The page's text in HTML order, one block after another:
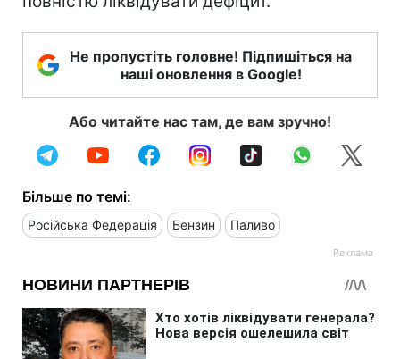
Не пропустіть головне! Підпишіться на
наші оновлення в Google!
Або читайте нас там, де вам зручно!
Більше по темі:
Російська Федерація Бензин Паливо